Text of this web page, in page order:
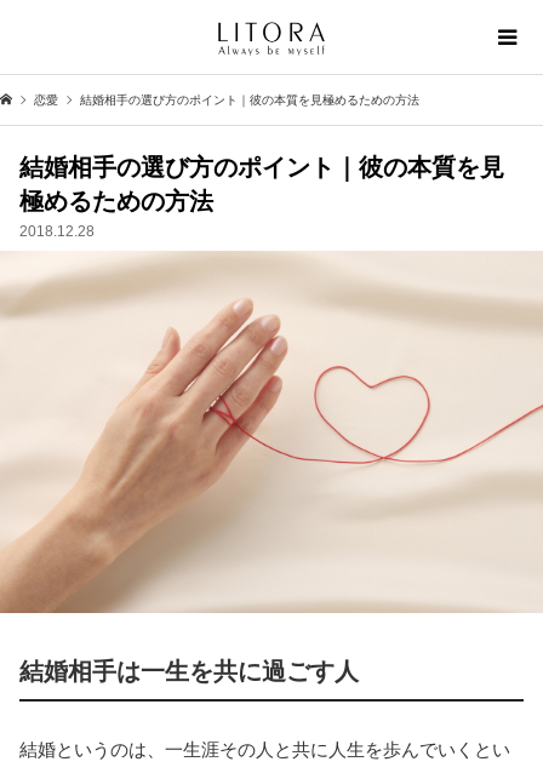
恋愛 結婚相手の選び方のポイント｜彼の本質を見極めるための方法
結婚相手の選び方のポイント｜彼の本質を見
極めるための方法
2018.12.28
結婚相手は一生を共に過ごす人
結婚というのは、一生涯その人と共に人生を歩んでいくとい